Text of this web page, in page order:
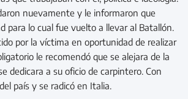
nuevamente y le informaron que
para lo cual fue vuelto a llevar al Batallón.
por la víctima en oportunidad de realizar
le recomendó que se alejara de la
dedicara a su oficio de carpintero. Con
país y se radicó en Italia.